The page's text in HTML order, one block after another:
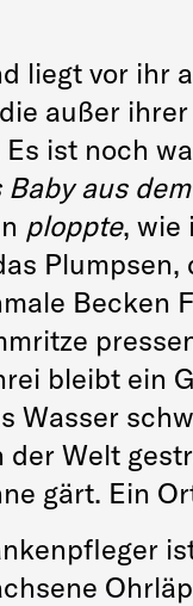
liegt vor ihr
außer
ist noch
Baby aus
ploppte, wie
Becken
bleibt ein
Wasser
der Welt
gärt. Ein